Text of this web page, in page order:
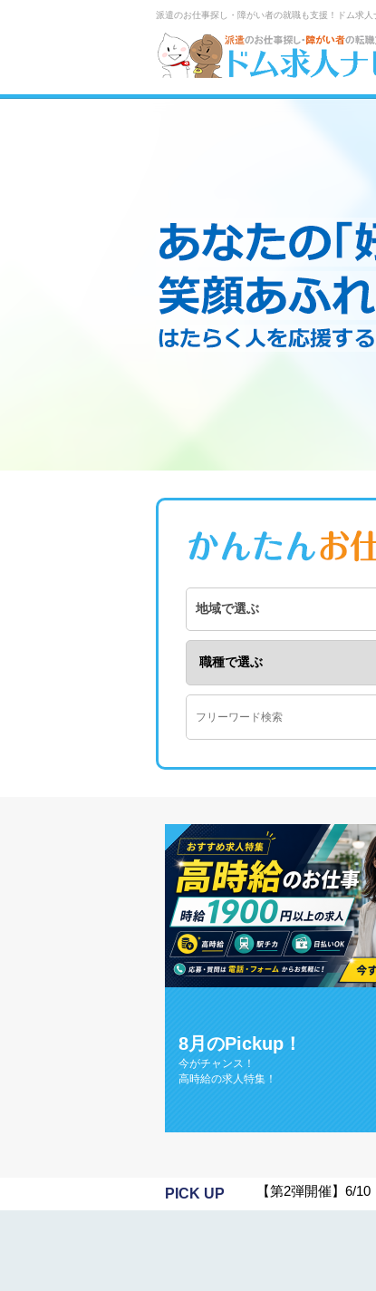
派遣のお仕事探し・障がい者の就職も支援！ドム求人
地域で選ぶ
8月のPickup！
今がチャンス！
高時給の求人特集！
PICK UP
≪メディア掲載≫
≪メディア掲載≫株